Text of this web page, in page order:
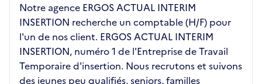
Notre agence ERGOS ACTUAL INTERIM
INSERTION recherche un comptable (H/F) pour
l'un de nos client. ERGOS ACTUAL INTERIM
INSERTION, numéro 1 de l'Entreprise de Travail
Temporaire d'insertion. Nous recrutons et suivons
des jeunes peu qualifiés, seniors, familles